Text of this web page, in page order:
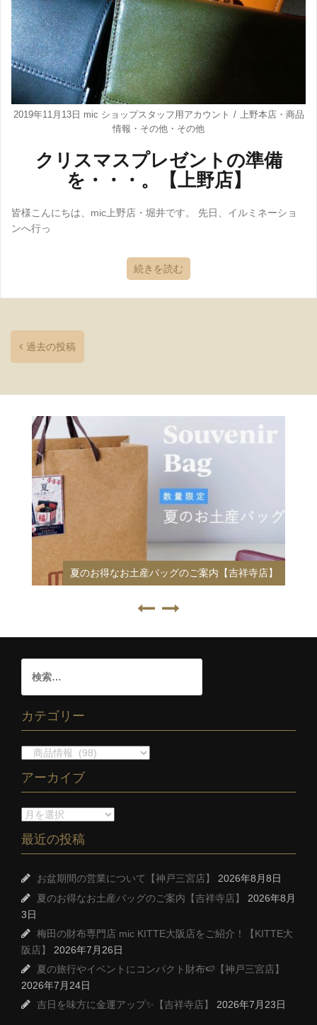
2019年11月13日 mic ショップスタッフ用アカウント 上野本店・ 商品
情報 ・ その他 ・ その他
クリスマスプレゼントの準備
を・・・。【上野店】
皆様こんにちは、mic上野店・堀井です。 先日、イルミネーショ
ンへ行っ
続きを読む
過去の投稿
お得なお土産バッグのご案内【吉祥寺店】
梅田の財
カテゴリー
アーカイブ
最近の投稿
お盆期間の営業について【神戸三宮店】
2026年8月8日
夏のお得なお土産バッグのご案内【吉祥寺店】
2026年8月
3日
梅田の財布専門店 mic KITTE大阪店をご紹介！【KITTE大
阪店】
2026年7月26日
夏の旅行やイベントにコンパクト財布🍉【神戸三宮店】
2026年7月24日
吉日を味方に金運アップ✨【吉祥寺店】
2026年7月23日